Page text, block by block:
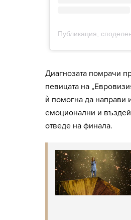
Диагнозата помрачи
певицата на
ѝ помогна да направи
емоционални и
отведе на финала.